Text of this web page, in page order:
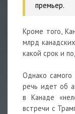
премьер.
Кроме того,
млрд
какой срок и
Однако самого
речь идет об
в Канаде
встречи с